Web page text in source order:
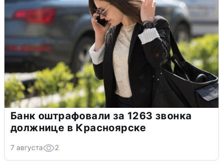
Банк оштрафовали за 1263 звонка
должнице в Красноярске
7 августа 2